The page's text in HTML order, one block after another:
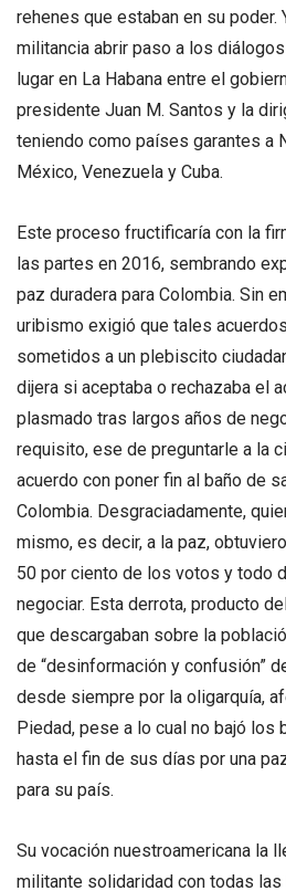
rehenes que estaban en su poder.
militancia abrir paso a los
lugar en La Habana entre el
presidente Juan M. Santos y la
teniendo como países garantes a
México, Venezuela y Cuba.
Este proceso fructificaría con la
las partes en 2016, sembrando
paz duradera para Colombia. Sin
uribismo exigió que tales
sometidos a un plebiscito
dijera si aceptaba o rechazaba el
plasmado tras largos años de
requisito, ese de preguntarle a la
acuerdo con poner fin al baño de
Colombia. Desgraciadamente,
mismo, es decir, a la paz,
50 por ciento de los votos y todo
negociar. Esta derrota, producto
que descargaban sobre la
de “desinformación y confusión”
desde siempre por la oligarquía,
Piedad, pese a lo cual no bajó los
hasta el fin de sus días por una
para su país.
Su vocación nuestroamericana la
militante solidaridad con todas las